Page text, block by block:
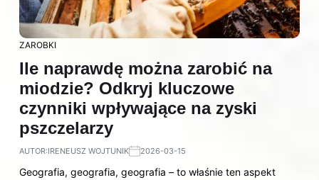
ZAROBKI
Ile naprawdę można zarobić na
miodzie? Odkryj kluczowe
czynniki wpływające na zyski
pszczelarzy
AUTOR:IRENEUSZ WOJTUNIK 2026-03-15
Geografia, geografia, geografia – to właśnie ten aspekt